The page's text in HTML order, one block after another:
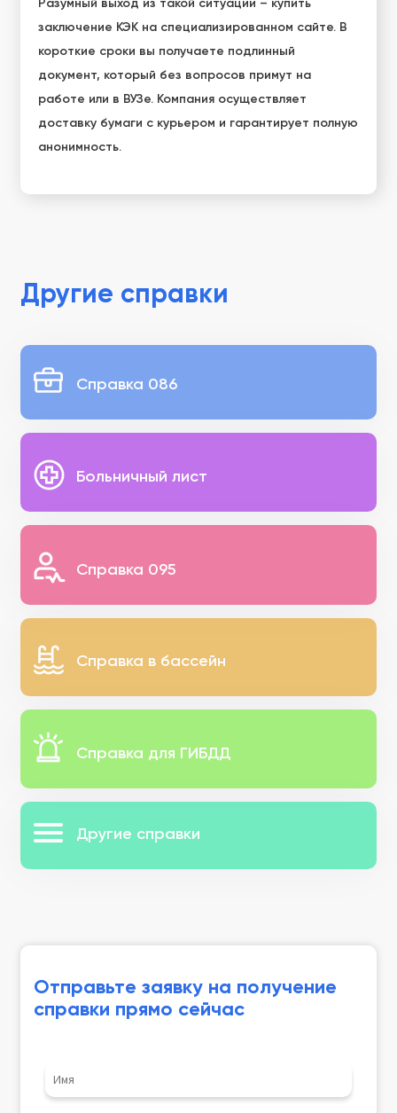
Разумный выход из такой ситуации – купить
заключение КЭК на специализированном сайте. В
короткие сроки вы получаете подлинный
документ, который без вопросов примут на
работе или в ВУЗе. Компания осуществляет
доставку бумаги с курьером и гарантирует полную
анонимность.
Другие справки
Справка 086
Больничный лист
Справка 095
Справка в бассейн
Справка для ГИБДД
Другие справки
Отправьте заявку на получение
справки прямо сейчас